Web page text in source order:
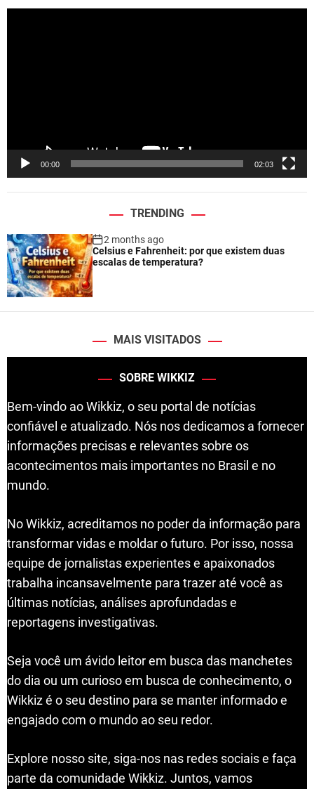
00:00 02:03
TRENDING
2 months ago
Celsius e Fahrenheit: por que existem duas
escalas de temperatura?
MAIS VISITADOS
SOBRE WIKKIZ
Bem-vindo ao Wikkiz, o seu portal de notícias
confiável e atualizado. Nós nos dedicamos a fornecer
informações precisas e relevantes sobre os
acontecimentos mais importantes no Brasil e no
mundo.
No Wikkiz, acreditamos no poder da informação para
transformar vidas e moldar o futuro. Por isso, nossa
equipe de jornalistas experientes e apaixonados
trabalha incansavelmente para trazer até você as
últimas notícias, análises aprofundadas e
reportagens investigativas.
Seja você um ávido leitor em busca das manchetes
do dia ou um curioso em busca de conhecimento, o
Wikkiz é o seu destino para se manter informado e
engajado com o mundo ao seu redor.
Explore nosso site, siga-nos nas redes sociais e faça
parte da comunidade Wikkiz. Juntos, vamos